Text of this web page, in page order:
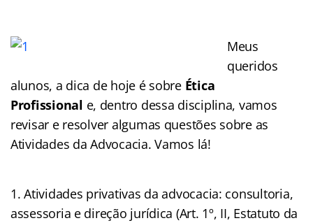
Meus
queridos
alunos, a dica de hoje é sobre Ética
Profissional e, dentro dessa disciplina, vamos
revisar e resolver algumas questões sobre as
Atividades da Advocacia. Vamos lá!
Atividades privativas da advocacia: consultoria,
assessoria e direção jurídica (Art. 1º, II, Estatuto da